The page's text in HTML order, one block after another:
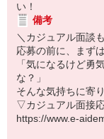
い！
備考
＼カジュアル面談
応募の前に、まず
「気になるけど
な？」
そんな気持ちに寄
▽カジュアル面接
https://www.e-